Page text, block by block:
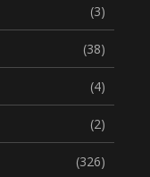
(3)
(38)
(4)
(2)
(326)